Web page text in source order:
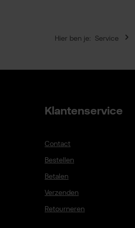
Hier ben je: Service
Klantenservice
Contact
Bestellen
Betalen
Verzenden
Retourneren